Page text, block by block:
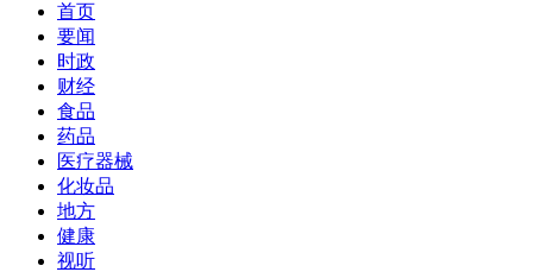
首页
要闻
时政
财经
食品
药品
医疗器械
化妆品
地方
健康
视听